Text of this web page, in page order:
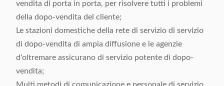
vendita di porta in porta, per risolvere tutti i problemi
della dopo-vendita del cliente;
Le stazioni domestiche della rete di servizio di servizio
di dopo-vendita di ampia diffusione e le agenzie
d'oltremare assicurano di servizio potente di dopo-
vendita;